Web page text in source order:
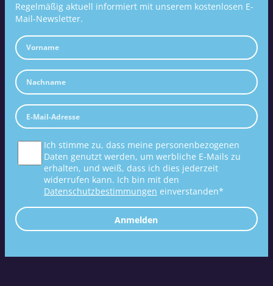
Regelmäßig aktuell informiert mit unserem kostenlosen E-
Mail-Newsletter.
Ich stimme zu, dass meine personenbezogenen
Daten genutzt werden, um werbliche E-Mails zu
erhalten, und weiß, dass ich dies jederzeit
widerrufen kann. Ich bin mit den
Datenschutzbestimmungen einverstanden*
Anmelden